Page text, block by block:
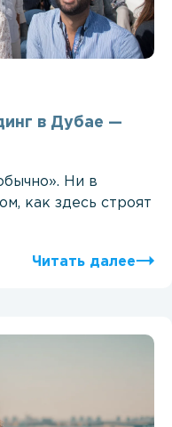
в Дубае —
Ни в
как здесь строят
Читать далее